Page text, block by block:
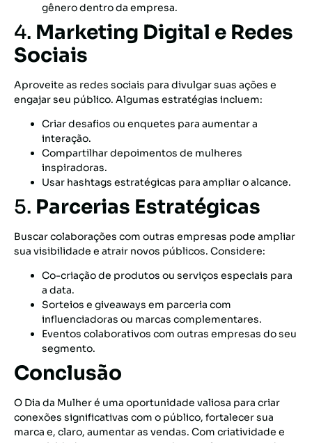
gênero dentro da empresa.
4. Marketing Digital e Redes
Sociais
Aproveite as redes sociais para divulgar suas ações e
engajar seu público. Algumas estratégias incluem:
Criar desafios ou enquetes para aumentar a
interação.
Compartilhar depoimentos de mulheres
inspiradoras.
Usar hashtags estratégicas para ampliar o alcance.
5. Parcerias Estratégicas
Buscar colaborações com outras empresas pode ampliar
sua visibilidade e atrair novos públicos. Considere:
Co-criação de produtos ou serviços especiais para
a data.
Sorteios e giveaways em parceria com
influenciadoras ou marcas complementares.
Eventos colaborativos com outras empresas do seu
segmento.
Conclusão
O Dia da Mulher é uma oportunidade valiosa para criar
conexões significativas com o público, fortalecer sua
marca e, claro, aumentar as vendas. Com criatividade e